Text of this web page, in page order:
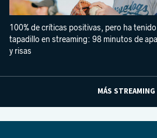
100% de críticas positivas, pero ha
tapadillo en streaming: 98 minutos de
y risas
MÁS STREAMING